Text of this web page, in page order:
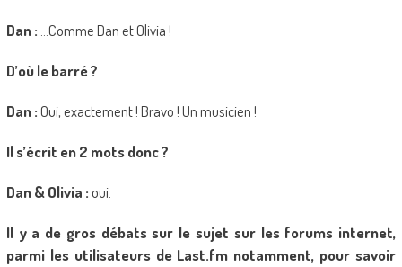
Dan : …Comme Dan et Olivia !
D’où le barré ?
Dan :Oui, exactement ! Bravo ! Un musicien !
Il s’écrit en 2 mots donc ?
Dan & Olivia :oui.
Il y a de gros débats sur le sujet sur les forums internet,
parmi les utilisateurs de Last.fm notamment, pour savoir